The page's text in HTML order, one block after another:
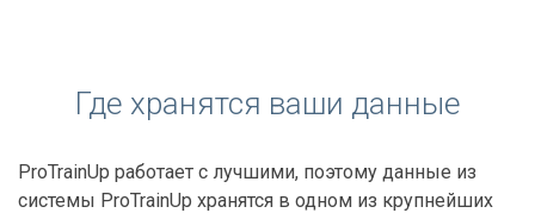
Где хранятся ваши данные
ProTrainUp работает с лучшими, поэтому данные из
системы ProTrainUp хранятся в одном из крупнейших